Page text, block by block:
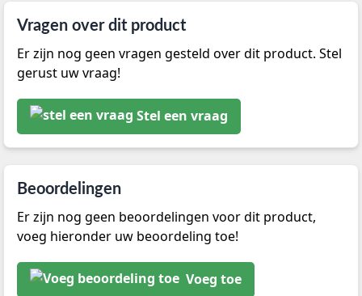
Vragen over dit product
Er zijn nog geen vragen gesteld over dit product. Stel
gerust uw vraag!
Stel een vraag
Beoordelingen
Er zijn nog geen beoordelingen voor dit product,
voeg hieronder uw beoordeling toe!
Voeg toe